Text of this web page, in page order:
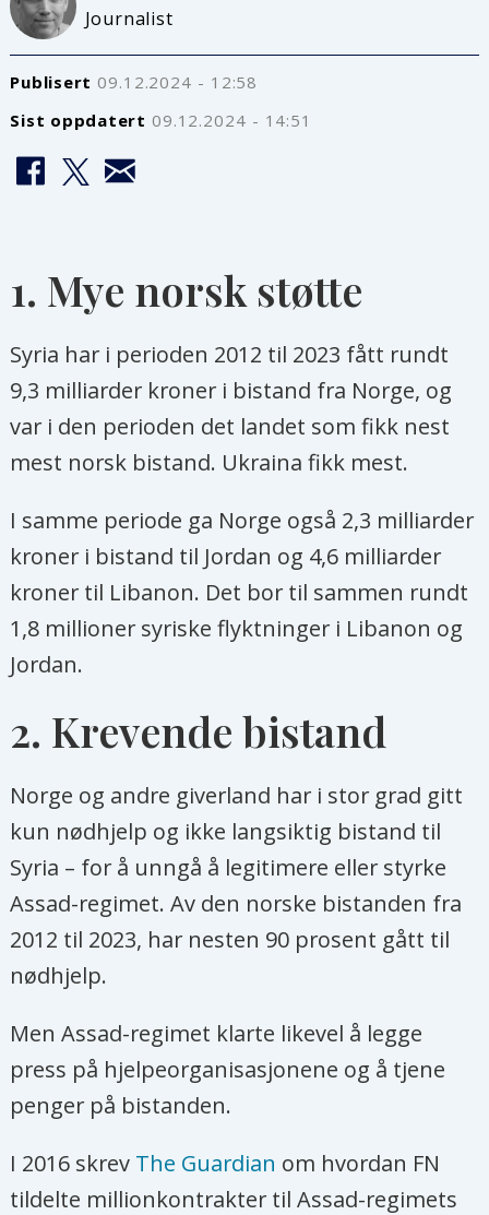
Journalist
Publisert
09.12.2024 - 12:58
Sist oppdatert
09.12.2024 - 14:51
1. Mye norsk støtte
Syria har i perioden 2012 til 2023 fått rundt
9,3 milliarder kroner i bistand fra Norge, og
var i den perioden det landet som fikk nest
mest norsk bistand. Ukraina fikk mest.
I samme periode ga Norge også 2,3 milliarder
kroner i bistand til Jordan og 4,6 milliarder
kroner til Libanon. Det bor til sammen rundt
1,8 millioner syriske flyktninger i Libanon og
Jordan.
2. Krevende bistand
Norge og andre giverland har i stor grad gitt
kun nødhjelp og ikke langsiktig bistand til
Syria – for å unngå å legitimere eller styrke
Assad-regimet. Av den norske bistanden fra
2012 til 2023, har nesten 90 prosent gått til
nødhjelp.
Men Assad-regimet klarte likevel å legge
press på hjelpeorganisasjonene og å tjene
penger på bistanden.
I 2016 skrev The Guardian om hvordan FN
tildelte millionkontrakter til Assad-regimets